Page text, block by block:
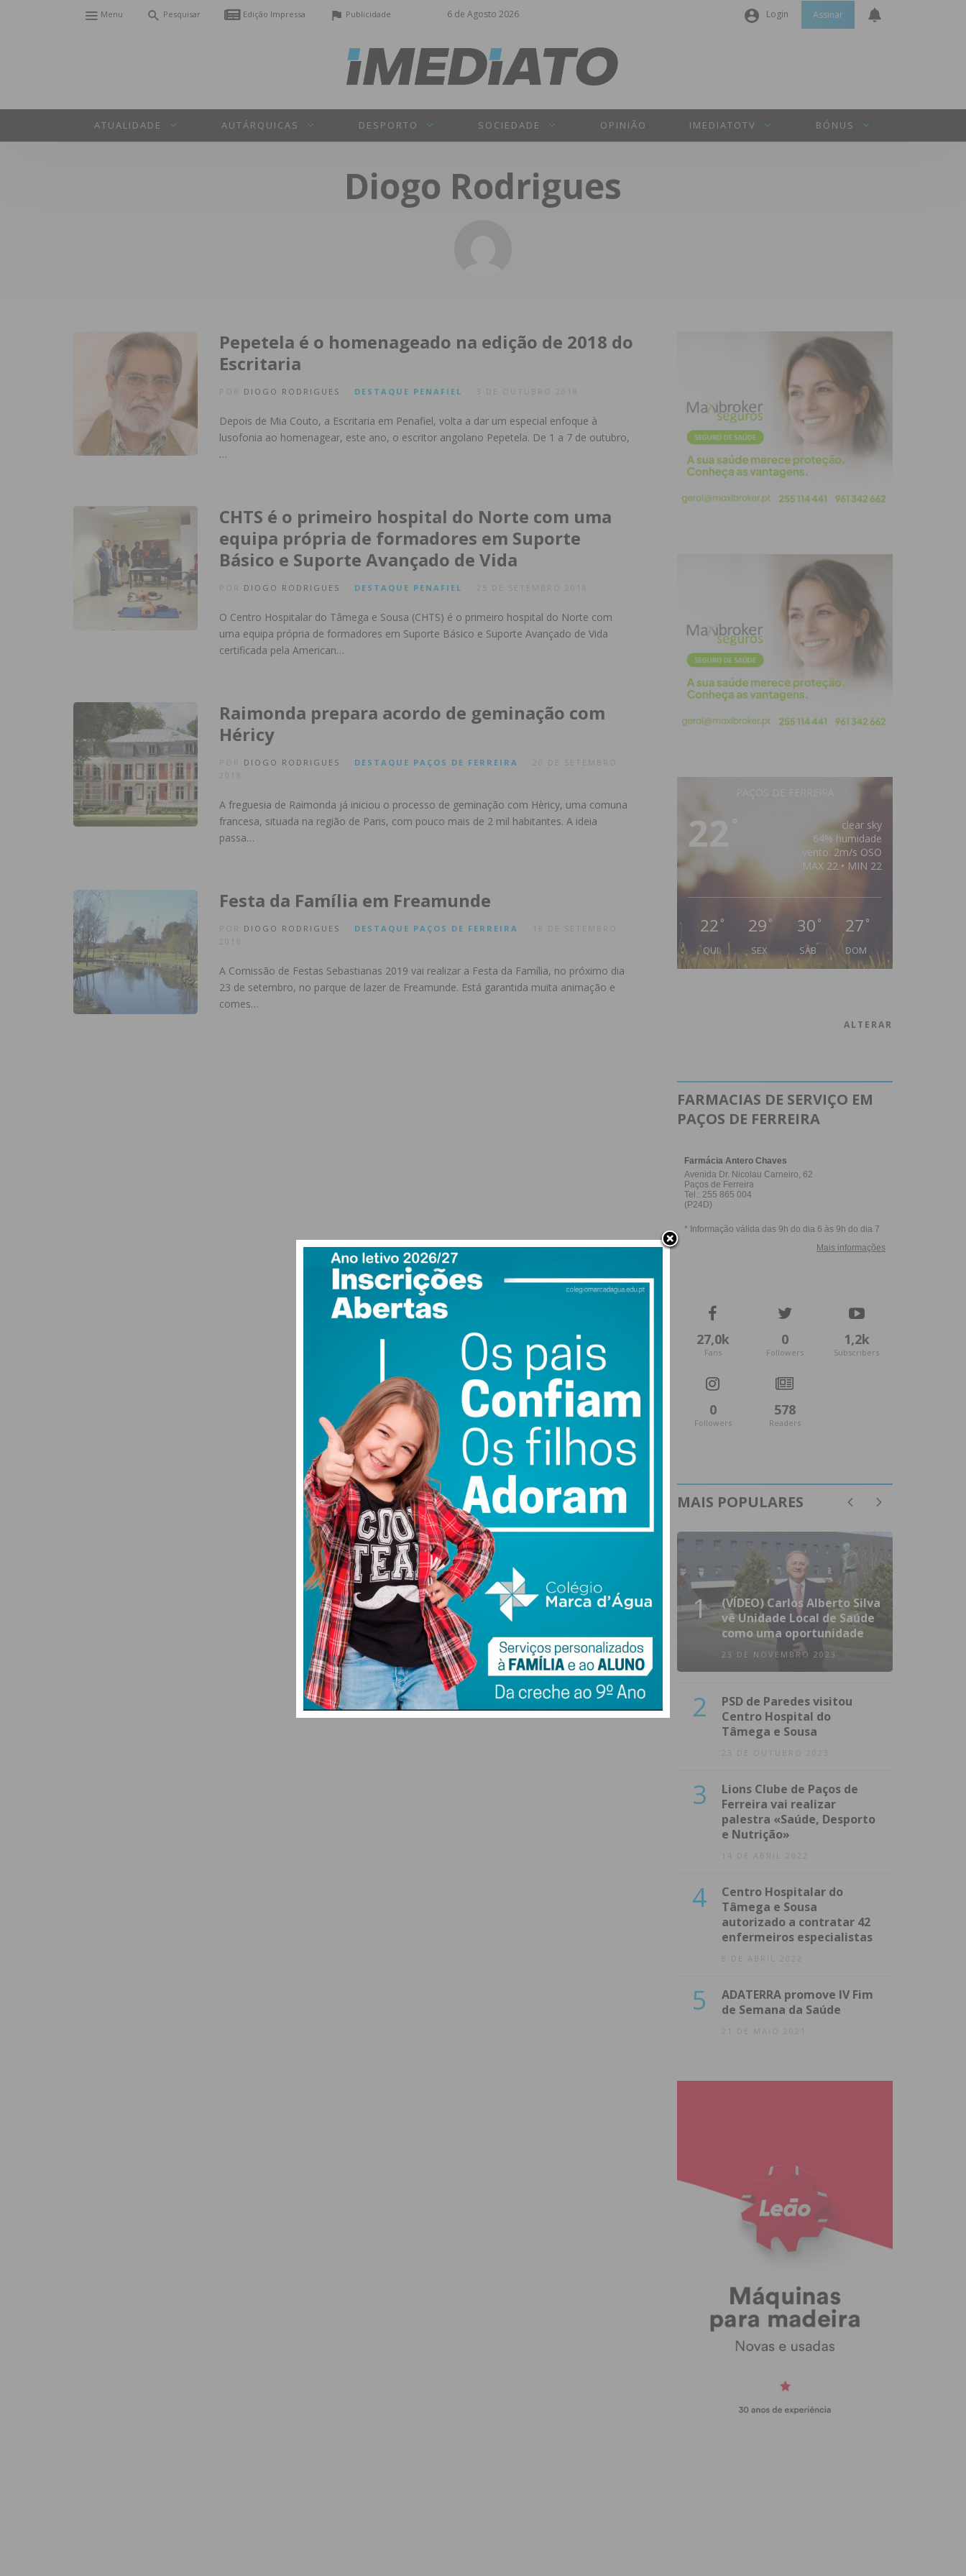
6 de Agosto 2026
Menu Pesquisar Edição Impressa Publicidade Login Assinar
ATUALIDADE AUTÁRQUICAS DESPORTO SOCIEDADE OPINIÃO IMEDIATOTV BÓNUS
Diogo Rodrigues
Pepetela é o homenageado na edição de 2018 do
Escritaria
DIOGO RODRIGUES DESTAQUE PENAFIEL 3 DE OUTUBRO 2018
Depois de Mia Couto, a Escritaria em Penafiel, volta a dar um especial enfoque à
lusofonia ao homenagear, este ano, o escritor angolano Pepetela. De 1 a 7 de outubro,
…
CHTS é o primeiro hospital do Norte com uma
equipa própria de formadores em Suporte
Básico e Suporte Avançado de Vida
DIOGO RODRIGUES DESTAQUE PENAFIEL 25 DE SETEMBRO 2018
O Centro Hospitalar do Tâmega e Sousa (CHTS) é o primeiro hospital do Norte com
uma equipa própria de formadores em Suporte Básico e Suporte Avançado de Vida
certificada pela American…
Raimonda prepara acordo de geminação com
Héricy
DIOGO RODRIGUES DESTAQUE PAÇOS DE FERREIRA
20 DE SETEMBRO
A freguesia de Raimonda já iniciou o processo de geminação com Hèricy, uma comuna
francesa, situada na região de Paris, com pouco mais de 2 mil habitantes. A ideia
passa…
Festa da Família em Freamunde
DIOGO RODRIGUES DESTAQUE PAÇOS DE FERREIRA
19 DE SETEMBRO
A Comissão de Festas Sebastianas 2019 vai realizar a Festa da Família, no próximo dia
23 de setembro, no parque de lazer de Freamunde. Está garantida muita animação e
comes…
22
clear sky
64% humidade
vento: 2m/s OSO
MAX 22 • MIN 22
22 °
QUI
29 °
SEX
30 °
SÁB
27 °
DOM
ALTERAR
FARMACIAS DE SERVIÇO EM
PAÇOS DE FERREIRA
27,0k
Fans
0
Followers
1,2k
Subscribers
0
Followers
578
Readers
MAIS POPULARES
1
(VÍDEO) Carlos Alberto Silva
vê Unidade Local de Saúde
como uma oportunidade
23 DE NOVEMBRO 2023
2
PSD de Paredes visitou
Centro Hospital do
Tâmega e Sousa
23 DE OUTUBRO 2023
3
Lions Clube de Paços de
Ferreira vai realizar
palestra «Saúde, Desporto
e Nutrição»
14 DE ABRIL 2022
4
Centro Hospitalar do
Tâmega e Sousa
autorizado a contratar 42
enfermeiros especialistas
8 DE ABRIL 2022
5
ADATERRA promove IV Fim
de Semana da Saúde
21 DE MAIO 2021